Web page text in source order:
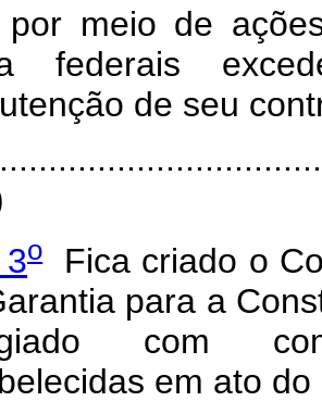
meio de
federais
de seu
3oFica criado o
para a
com
em ato